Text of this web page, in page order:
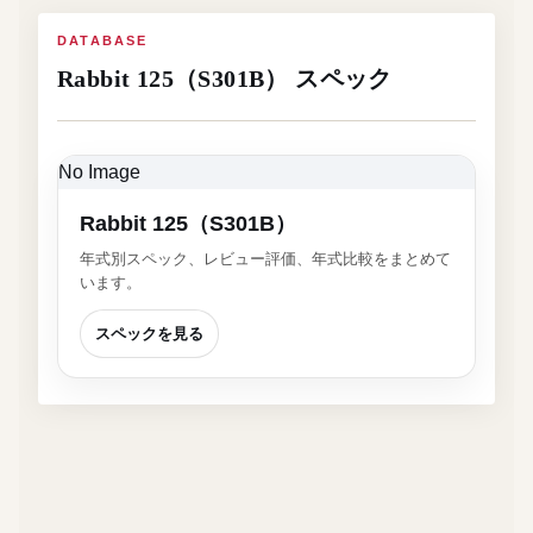
DATABASE
Rabbit 125（S301B） スペック
No Image
Rabbit 125（S301B）
年式別スペック、レビュー評価、年式比較をまとめて
います。
スペックを見る